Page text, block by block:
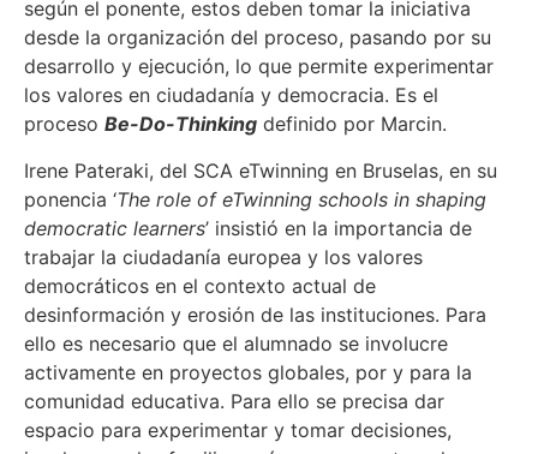
según el ponente, estos deben tomar la iniciativa
desde la organización del proceso, pasando por su
desarrollo y ejecución, lo que permite experimentar
los valores en ciudadanía y democracia. Es el
proceso Be-Do-Thinking definido por Marcin.
Irene Pateraki, del SCA eTwinning en Bruselas, en su
ponencia ‘The role of eTwinning schools in shaping
democratic learners’ insistió en la importancia de
trabajar la ciudadanía europea y los valores
democráticos en el contexto actual de
desinformación y erosión de las instituciones. Para
ello es necesario que el alumnado se involucre
activamente en proyectos globales, por y para la
comunidad educativa. Para ello se precisa dar
espacio para experimentar y tomar decisiones,